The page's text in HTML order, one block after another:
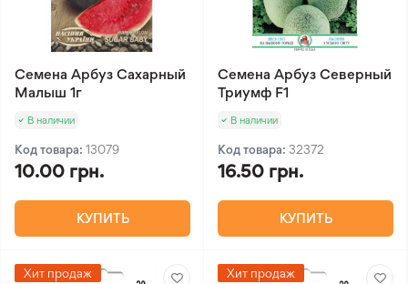
Семена Арбуз Сахарный
Малыш 1г
В наличии
Код товара: 13079
10.00 грн.
КУПИТЬ
Семена Арбуз Северный
Триумф F1
В наличии
Код товара: 32372
16.50 грн.
КУПИТЬ
Хит продаж Хит продаж